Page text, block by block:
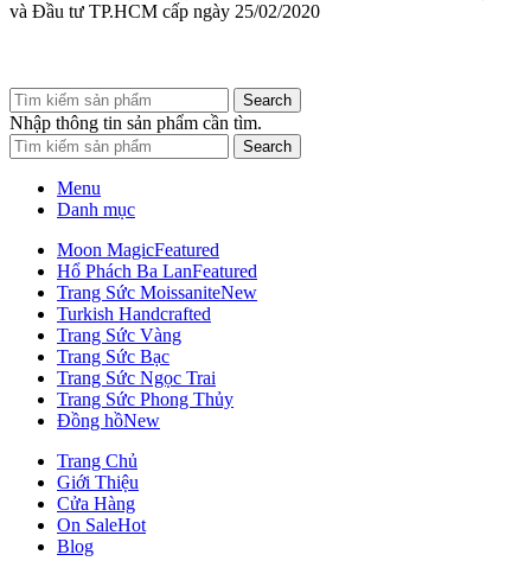
và Đầu tư TP.HCM cấp ngày 25/02/2020
Search
Nhập thông tin sản phẩm cần tìm.
Search
Menu
Danh mục
Moon MagicFeatured
Hổ Phách Ba LanFeatured
Trang Sức MoissaniteNew
Turkish Handcrafted
Trang Sức Vàng
Trang Sức Bạc
Trang Sức Ngọc Trai
Trang Sức Phong Thủy
Đồng hồNew
Trang Chủ
Giới Thiệu
Cửa Hàng
On SaleHot
Blog